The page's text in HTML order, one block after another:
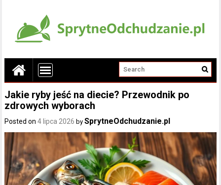
Jakie ryby jeść na diecie? Przewodnik po
zdrowych wyborach
Posted on4 lipca 2026 bySprytneOdchudzanie.pl